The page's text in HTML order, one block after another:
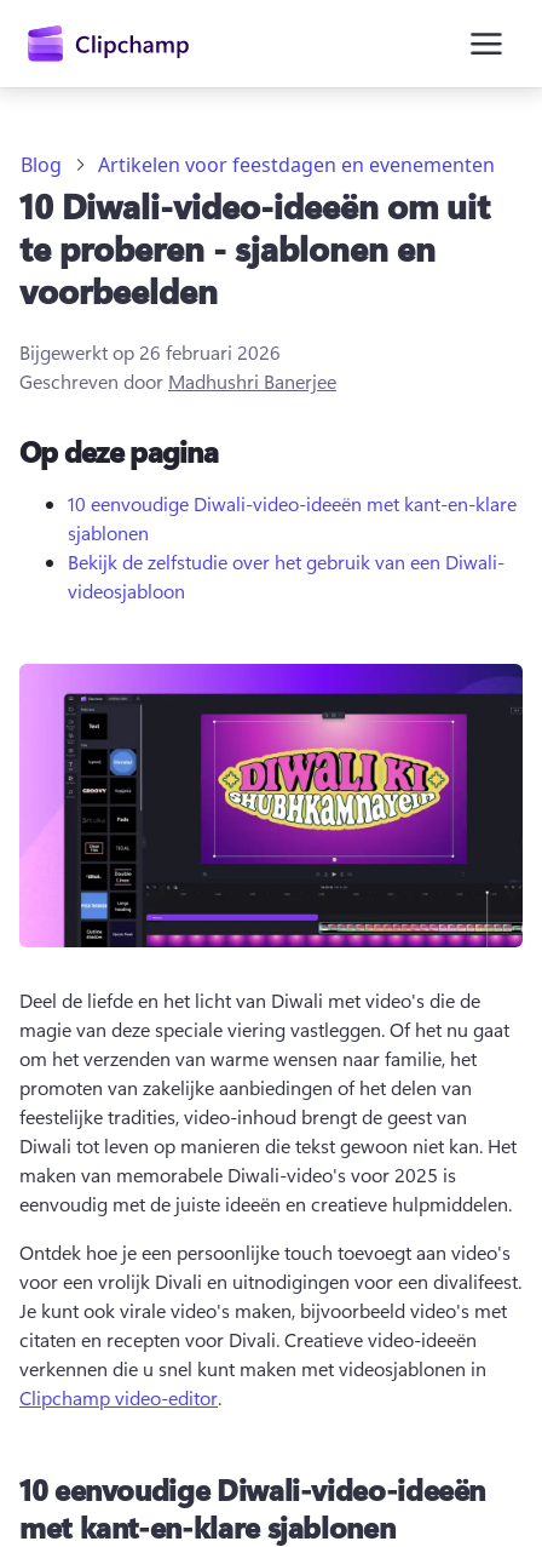
Aanmelden
Gratis uitproberen
Blog Artikelen voor feestdagen en evenementen
10 Diwali-video-ideeën om uit
te proberen - sjablonen en
voorbeelden
Bijgewerkt op 26 februari 2026
Geschreven door Madhushri Banerjee
Op deze pagina
10 eenvoudige Diwali-video-ideeën met kant-en-klare
sjablonen
Bekijk de zelfstudie over het gebruik van een Diwali-
videosjabloon
Deel de liefde en het licht van Diwali met video's die de
magie van deze speciale viering vastleggen. Of het nu gaat
om het verzenden van warme wensen naar familie, het
promoten van zakelijke aanbiedingen of het delen van
feestelijke tradities, video-inhoud brengt de geest van
Diwali tot leven op manieren die tekst gewoon niet kan. Het
maken van memorabele Diwali-video's voor 2025 is
eenvoudig met de juiste ideeën en creatieve hulpmiddelen.
Ontdek hoe je een persoonlijke touch toevoegt aan video's
voor een vrolijk Divali en uitnodigingen voor een divalifeest.
Je kunt ook virale video's maken, bijvoorbeeld video's met
citaten en recepten voor Divali. Creatieve video-ideeën
verkennen die u snel kunt maken met videosjablonen in
Clipchamp video-editor.
10 eenvoudige Diwali-video-ideeën
met kant-en-klare sjablonen